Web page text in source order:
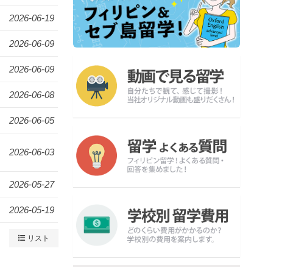
2026-06-19
2026-06-09
2026-06-09
2026-06-08
2026-06-05
2026-06-03
2026-05-27
2026-05-19
リスト